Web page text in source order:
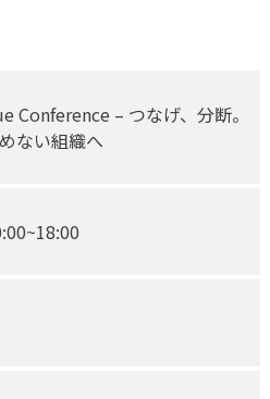
Conference – つなげ、分断。
ない組織へ